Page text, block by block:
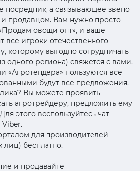
посредник, а связывающее звено
продавцом. Вам нужно просто
овощи опт», и ваше
все игроки отечественного
которому выгодно сотрудничать
одного региона) свяжется с вами.
«Агротендера» пользуются все
будут все предложения.
Вы можете проявить
агротрейдеру, предложить ему
этого воспользуйтесь чат-
для производителей
лиц) бесплатно.
и продавайте